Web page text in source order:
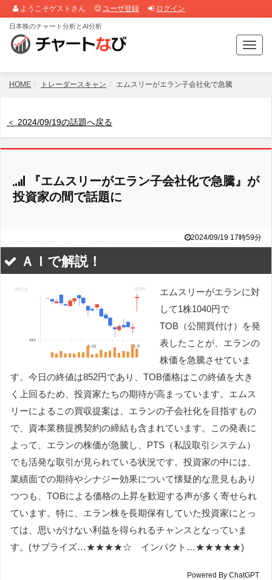
ようこそゲストさん ユーザ登録 ログイン
T
o
g
a
日本株のチャート分析とAI分析
HOME トレーダースキャン エムスリーがエラン子会社化で急騰
＜ 2024/09/19の話題へ戻る
『エムスリーがエラン子会社化で急騰』が
投資家の間で話題に
2024/09/19 17時59分
ＡＩで解説！
エムスリーがエランに対
して1株1040円で
TOB（公開買付け）を発
表したことが、エランの
株価を急騰させていま
す。今日の終値は852円であり、TOB価格はこの終値を大き
く上回るため、投資家たちの期待が高まっています。エムス
リーによるこの買収提案は、エランの子会社化を目指すもの
で、資本業務提携契約の締結も含まれています。この発表に
よって、エランの株価が急騰し、PTS（私設取引システム）
でも活発な取引が見られている状況です。投資家の中には、
業績面での期待やシナジー効果について懐疑的な意見もあり
つつも、TOBによる価格の上昇を歓迎する声が多く寄せられ
ています。特に、エラン株を長期保有していた投資家にとっ
ては、思いがけない利益を得られるチャンスとなっていま
す。(サプライズ…★★★★☆ インパクト…★★★★★)
Powered By ChatGPT